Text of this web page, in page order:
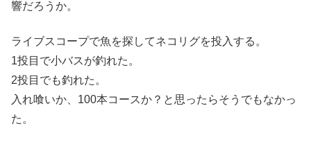
響だろうか。
ライブスコープで魚を探してネコリグを投入する。
1投目で小バスが釣れた。
2投目でも釣れた。
入れ喰いか、100本コースか？と思ったらそうでもなかっ
た。